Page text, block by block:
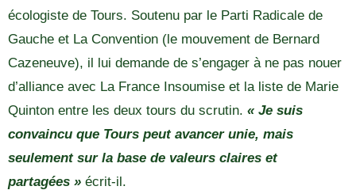
écologiste de Tours. Soutenu par le Parti Radicale de
Gauche et La Convention (le mouvement de Bernard
Cazeneuve), il lui demande de s’engager à ne pas nouer
d’alliance avec La France Insoumise et la liste de Marie
Quinton entre les deux tours du scrutin. « Je suis
convaincu que Tours peut avancer unie, mais
seulement sur la base de valeurs claires et
partagées » écrit-il.